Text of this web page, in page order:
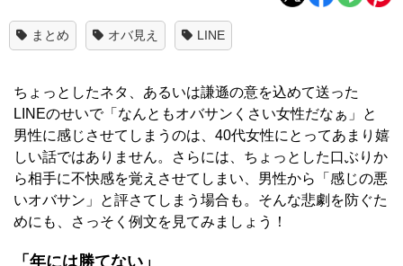
まとめ オバ見え LINE
ちょっとしたネタ、あるいは謙遜の意を込めて送った
LINEのせいで「なんともオバサンくさい女性だなぁ」と
男性に感じさせてしまうのは、40代女性にとってあまり嬉
しい話ではありません。さらには、ちょっとした口ぶりか
ら相手に不快感を覚えさせてしまい、男性から「感じの悪
いオバサン」と評さてしまう場合も。そんな悲劇を防ぐた
めにも、さっそく例文を見てみましょう！
「年には勝てない」